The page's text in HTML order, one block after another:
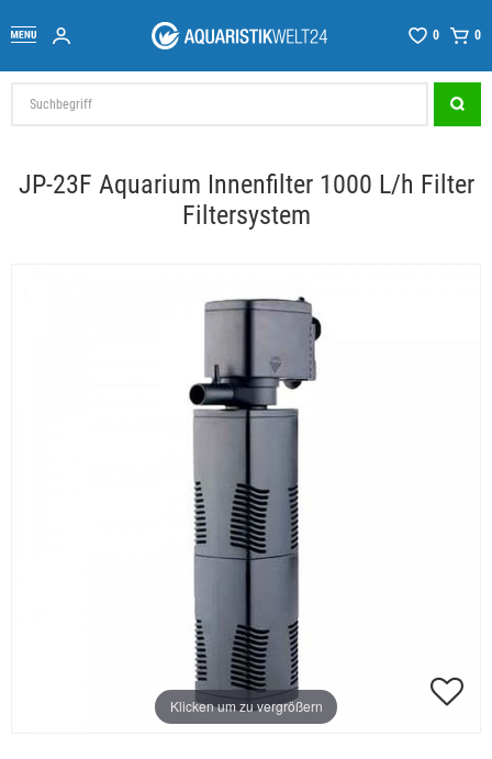
0 0
JP-23F Aquarium Innenfilter 1000 L/h Filter
Filtersystem
Klicken um zu vergrößern